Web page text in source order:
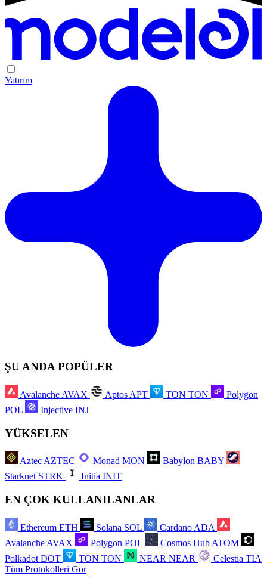
Yatırım
ŞU ANDA POPÜLER
Avalanche AVAX Aptos APT TON TON
Polygon
POL
Injective INJ
YÜKSELEN
AztecAZTEC Monad MON Babylon BABY
Starknet STRK Initia INIT
EN ÇOK KULLANILANLAR
Ethereum ETH Solana SOL Cardano ADA
Avalanche AVAX Polygon POL Cosmos Hub ATOM
Polkadot DOT TON TON NEAR NEAR Celestia TIA
Tüm Protokolleri Gör